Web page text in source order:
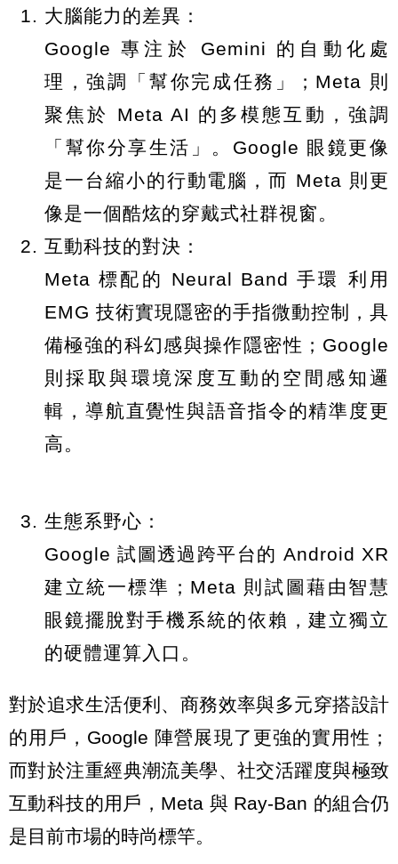
大腦能力的差異：
Google 專注於 Gemini 的自動化處
理，強調「幫你完成任務」；Meta 則
聚焦於 Meta AI 的多模態互動，強調
「幫你分享生活」。Google 眼鏡更像
是一台縮小的行動電腦，而 Meta 則更
像是一個酷炫的穿戴式社群視窗。
互動科技的對決：
Meta 標配的 Neural Band 手環 利用
EMG 技術實現隱密的手指微動控制，具
備極強的科幻感與操作隱密性；Google
則採取與環境深度互動的空間感知邏
輯，導航直覺性與語音指令的精準度更
高。
生態系野心：
Google 試圖透過跨平台的 Android XR
建立統一標準；Meta 則試圖藉由智慧
眼鏡擺脫對手機系統的依賴，建立獨立
的硬體運算入口。
對於追求生活便利、商務效率與多元穿搭設計
的用戶，Google 陣營展現了更強的實用性；
而對於注重經典潮流美學、社交活躍度與極致
互動科技的用戶，Meta 與 Ray-Ban 的組合仍
是目前市場的時尚標竿。